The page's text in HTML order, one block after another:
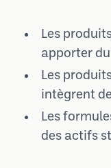
Les
apporter
Les
intègrent
Les
des actifs